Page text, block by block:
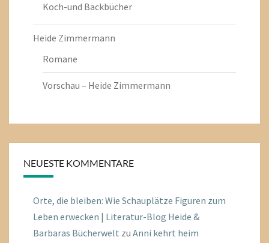
Koch-und Backbücher
Heide Zimmermann
Romane
Vorschau – Heide Zimmermann
NEUESTE KOMMENTARE
Orte, die bleiben: Wie Schauplätze Figuren zum
Leben erwecken | Literatur-Blog Heide &
Barbaras Bücherwelt zu Anni kehrt heim